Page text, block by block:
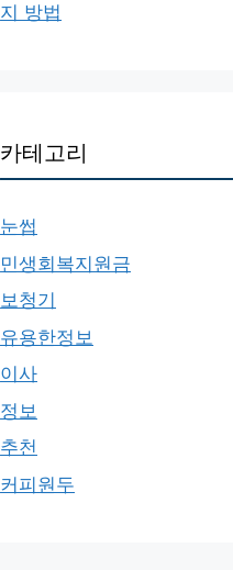
지 방법
카테고리
눈썹
민생회복지원금
보청기
유용한정보
이사
정보
추천
커피원두